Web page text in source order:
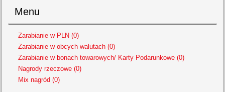
Menu
Zarabianie w PLN (0)
Zarabianie w obcych walutach (0)
Zarabianie w bonach towarowych/ Karty Podarunkowe (0)
Nagrody rzeczowe (0)
Mix nagród (0)